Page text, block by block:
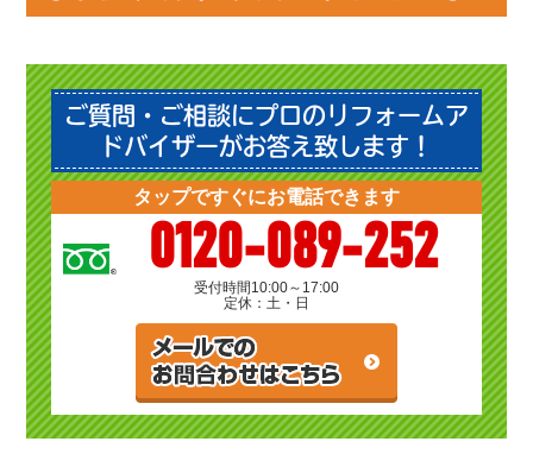
ご質問・ご相談にプロのリフォームア
ドバイザーがお答え致します！
タップですぐにお電話できます
0120-089-252
受付時間10:00～17:00
定休：土・日